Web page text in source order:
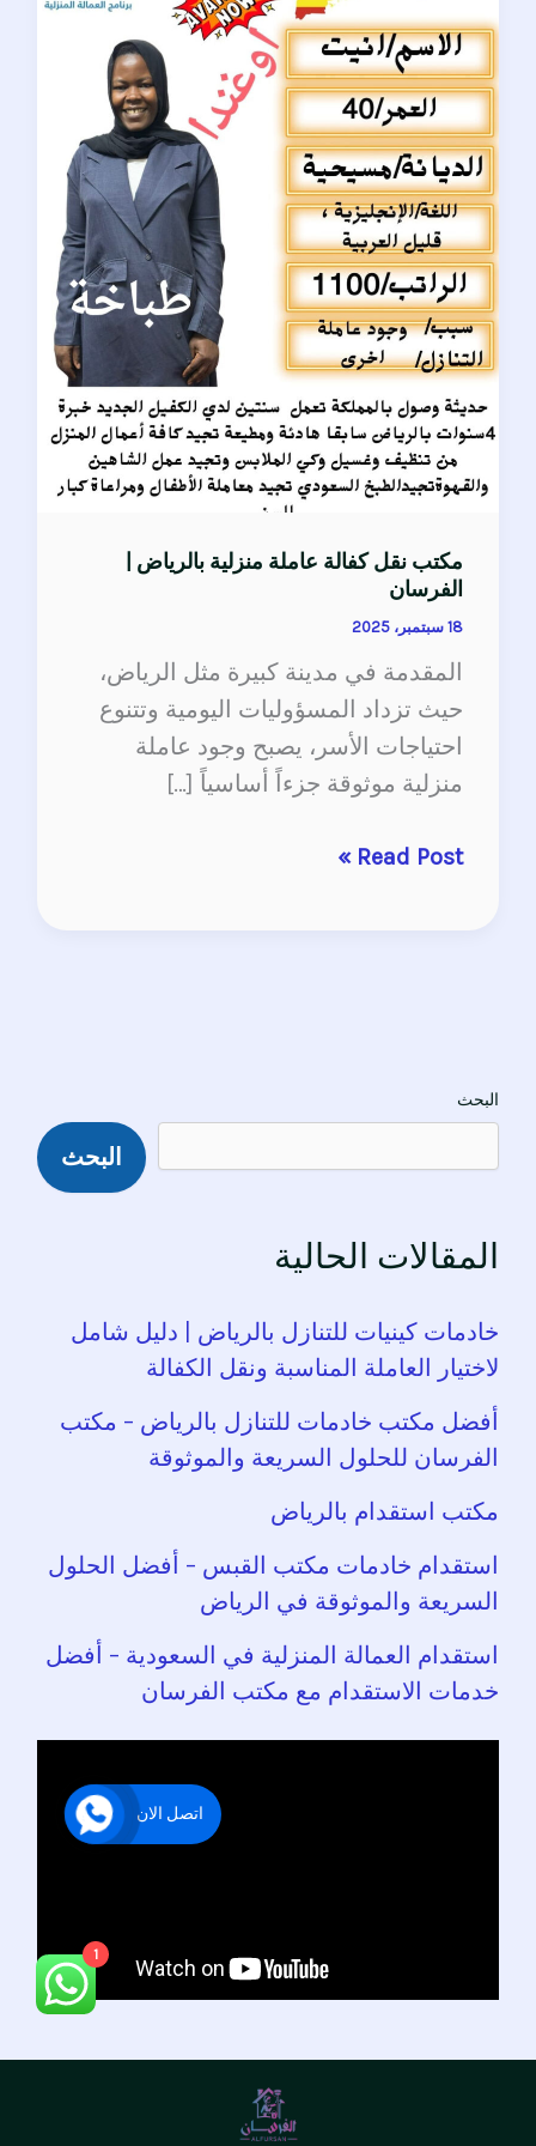
مكتب نقل كفالة عاملة منزلية بالرياض |
الفرسان
18 سبتمبر، 2025
المقدمة في مدينة كبيرة مثل الرياض،
حيث تزداد المسؤوليات اليومية وتتنوع
احتياجات الأسر، يصبح وجود عاملة
منزلية موثوقة جزءاً أساسياً […]
كفالة
عاملة
منزلية
بالرياض
|
الفرسان
Read Post »
البحث
البحث
المقالات الحالية
خادمات كينيات للتنازل بالرياض | دليل شامل
لاختيار العاملة المناسبة ونقل الكفالة
أفضل مكتب خادمات للتنازل بالرياض – مكتب
الفرسان للحلول السريعة والموثوقة
مكتب استقدام بالرياض
استقدام خادمات مكتب القبس – أفضل الحلول
السريعة والموثوقة في الرياض
استقدام العمالة المنزلية في السعودية – أفضل
خدمات الاستقدام مع مكتب الفرسان
اتصل الان
1